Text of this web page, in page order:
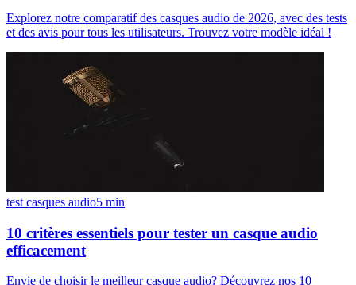
Explorez notre comparatif des casques audio de 2026, avec des tests
et des avis pour tous les utilisateurs. Trouvez votre modèle idéal !
test casques audio5 min
10 critères essentiels pour tester un casque audio
efficacement
Envie de choisir le meilleur casque audio? Découvrez nos 10